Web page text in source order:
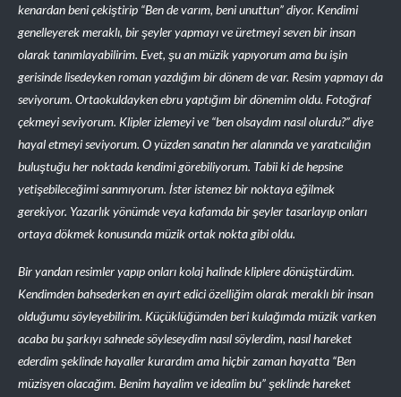
kenardan beni çekiştirip “Ben de varım, beni unuttun” diyor. Kendimi
genelleyerek meraklı, bir şeyler yapmayı ve üretmeyi seven bir insan
olarak tanımlayabilirim. Evet, şu an müzik yapıyorum ama bu işin
gerisinde lisedeyken roman yazdığım bir dönem de var. Resim yapmayı da
seviyorum. Ortaokuldayken ebru yaptığım bir dönemim oldu. Fotoğraf
çekmeyi seviyorum. Klipler izlemeyi ve “ben olsaydım nasıl olurdu?” diye
hayal etmeyi seviyorum. O yüzden sanatın her alanında ve yaratıcılığın
buluştuğu her noktada kendimi görebiliyorum. Tabii ki de hepsine
yetişebileceğimi sanmıyorum. İster istemez bir noktaya eğilmek
gerekiyor. Yazarlık yönümde veya kafamda bir şeyler tasarlayıp onları
ortaya dökmek konusunda müzik ortak nokta gibi oldu.
Bir yandan resimler yapıp onları kolaj halinde kliplere dönüştürdüm.
Kendimden bahsederken en ayırt edici özelliğim olarak meraklı bir insan
olduğumu söyleyebilirim. Küçüklüğümden beri kulağımda müzik varken
acaba bu şarkıyı sahnede söyleseydim nasıl söylerdim, nasıl hareket
ederdim şeklinde hayaller kurardım ama hiçbir zaman hayatta “Ben
müzisyen olacağım. Benim hayalim ve idealim bu” şeklinde hareket